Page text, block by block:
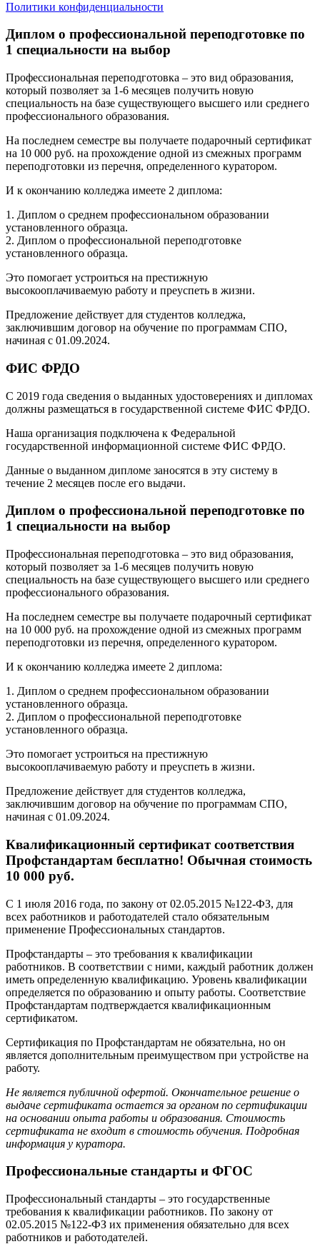
Политики конфиденциальности
Диплом о профессиональной переподготовке по
1 специальности на выбор
Профессиональная переподготовка – это вид образования,
который позволяет за 1-6 месяцев получить новую
специальность на базе существующего высшего или среднего
профессионального образования.
На последнем семестре вы получаете подарочный сертификат
на 10 000 руб. на прохождение одной из смежных программ
переподготовки из перечня, определенного куратором.
И к окончанию колледжа имеете 2 диплома:
1. Диплом о среднем профессиональном образовании
установленного образца.
2. Диплом о профессиональной переподготовке
установленного образца.
Это помогает устроиться на престижную
высокооплачиваемую работу и преуспеть в жизни.
Предложение действует для студентов колледжа,
заключившим договор на обучение по программам СПО,
начиная с 01.09.2024.
ФИС ФРДО
С 2019 года сведения о выданных удостоверениях и дипломах
должны размещаться в государственной системе ФИС ФРДО.
Наша организация подключена к Федеральной
государственной информационной системе ФИС ФРДО.
Данные о выданном дипломе заносятся в эту систему в
течение 2 месяцев после его выдачи.
Диплом о профессиональной переподготовке по
1 специальности на выбор
Профессиональная переподготовка – это вид образования,
который позволяет за 1-6 месяцев получить новую
специальность на базе существующего высшего или среднего
профессионального образования.
На последнем семестре вы получаете подарочный сертификат
на 10 000 руб. на прохождение одной из смежных программ
переподготовки из перечня, определенного куратором.
И к окончанию колледжа имеете 2 диплома:
1. Диплом о среднем профессиональном образовании
установленного образца.
2. Диплом о профессиональной переподготовке
установленного образца.
Это помогает устроиться на престижную
высокооплачиваемую работу и преуспеть в жизни.
Предложение действует для студентов колледжа,
заключившим договор на обучение по программам СПО,
начиная с 01.09.2024.
Квалификационный сертификат соответствия
Профстандартам бесплатно! Обычная стоимость
10 000 руб.
С 1 июля 2016 года, по закону от 02.05.2015 №122-ФЗ, для
всех работников и работодателей стало обязательным
применение Профессиональных стандартов.
Профстандарты – это требования к квалификации
работников. В соответствии с ними, каждый работник должен
иметь определенную квалификацию. Уровень квалификации
определяется по образованию и опыту работы. Соответствие
Профстандартам подтверждается квалификационным
сертификатом.
Сертификация по Профстандартам не обязательна, но он
является дополнительным преимуществом при устройстве на
работу.
Не является публичной офертой. Окончательное решение о
выдаче сертификата остается за органом по сертификации
на основании опыта работы и образования. Стоимость
сертификата не входит в стоимость обучения. Подробная
информация у куратора.
Профессиональные стандарты и ФГОС
Профессиональный стандарты – это государственные
требования к квалификации работников. По закону от
02.05.2015 №122-ФЗ их применения обязательно для всех
работников и работодателей.